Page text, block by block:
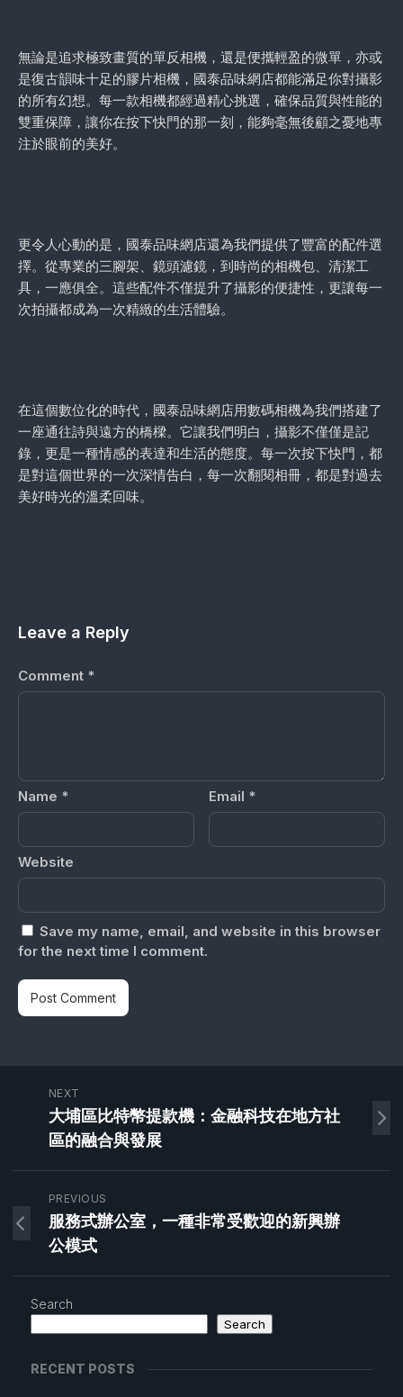
無論是追求極致畫質的單反相機，還是便攜輕盈的微單，亦或
是復古韻味十足的膠片相機，國泰品味網店都能滿足你對攝影
的所有幻想。每一款相機都經過精心挑選，確保品質與性能的
雙重保障，讓你在按下快門的那一刻，能夠毫無後顧之憂地專
注於眼前的美好。
更令人心動的是，國泰品味網店還為我們提供了豐富的配件選
擇。從專業的三腳架、鏡頭濾鏡，到時尚的相機包、清潔工
具，一應俱全。這些配件不僅提升了攝影的便捷性，更讓每一
次拍攝都成為一次精緻的生活體驗。
在這個數位化的時代，國泰品味網店用數碼相機為我們搭建了
一座通往詩與遠方的橋樑。它讓我們明白，攝影不僅僅是記
錄，更是一種情感的表達和生活的態度。每一次按下快門，都
是對這個世界的一次深情告白，每一次翻閱相冊，都是對過去
美好時光的溫柔回味。
Leave a Reply
Comment *
Name * Email *
Website
Save my name, email, and website in this browser
for the next time I comment.
NEXT
大埔區比特幣提款機：金融科技在地方社
區的融合與發展
PREVIOUS
服務式辦公室，一種非常受歡迎的新興辦
公模式
Search
Search
RECENT POSTS